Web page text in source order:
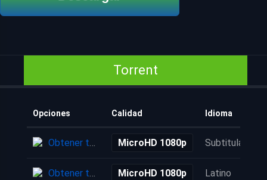
Torrent
Opciones Calidad Idioma
Obtener torrent MicroHD 1080p Subtitulada
Obtener torrent MicroHD 1080p Latino